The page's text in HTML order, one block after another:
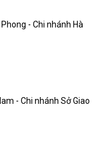
- Chi nhánh Hà
- Chi nhánh Sở Giao